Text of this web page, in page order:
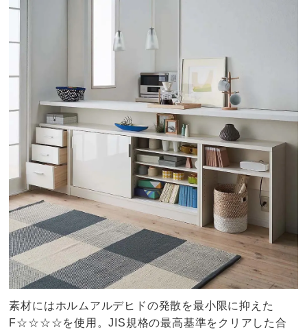
素材にはホルムアルデヒドの発散を最小限に抑えた
F☆☆☆☆を使用。JIS規格の最高基準をクリアした合